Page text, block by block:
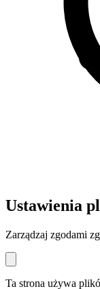
Ustawienia
Zarządzaj zgodami
Ta strona używa